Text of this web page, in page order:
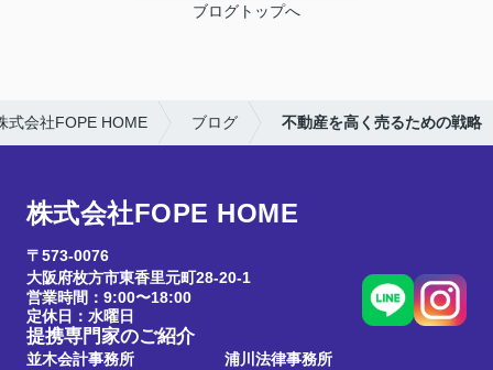
ブログトップへ
式会社FOPE HOME ブログ 不動産を高く売るための戦略
株式会社FOPE HOME
〒573-0076
大阪府枚方市東香里元町28-20-1
営業時間：9:00〜18:00
定休日：水曜日
提携専門家のご紹介
並木会計事務所 浦川法律事務所